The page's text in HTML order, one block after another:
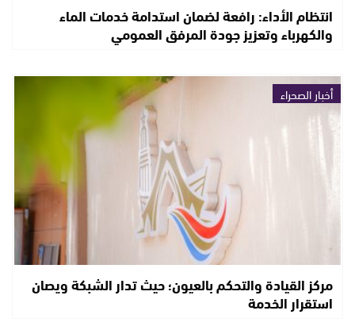
انتظام الأداء: رافعة لضمان استدامة خدمات الماء
والكهرباء وتعزيز جودة المرفق العمومي
أخبار الصحراء
مركز القيادة والتحكم بالعيون؛ حيث تدار الشبكة ويصان
استقرار الخدمة